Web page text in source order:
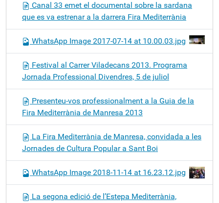
Canal 33 emet el documental sobre la sardana
que es va estrenar a la darrera Fira Mediterrània
WhatsApp Image 2017-07-14 at 10.00.03.jpg
Festival al Carrer Viladecans 2013. Programa
Jornada Professional Divendres, 5 de juliol
Presenteu-vos professionalment a la Guia de la
Fira Mediterrània de Manresa 2013
La Fira Mediterrània de Manresa, convidada a les
Jornades de Cultura Popular a Sant Boi
WhatsApp Image 2018-11-14 at 16.23.12.jpg
La segona edició de l’Estepa Mediterrània,